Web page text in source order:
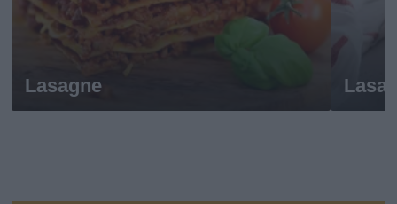
Lasagne